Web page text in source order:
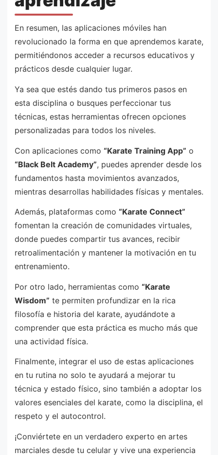
En resumen, las aplicaciones móviles han
revolucionado la forma en que aprendemos karate,
permitiéndonos acceder a recursos educativos y
prácticos desde cualquier lugar.
Ya sea que estés dando tus primeros pasos en
esta disciplina o busques perfeccionar tus
técnicas, estas herramientas ofrecen opciones
personalizadas para todos los niveles.
Con aplicaciones como “Karate Training App” o
“Black Belt Academy”, puedes aprender desde los
fundamentos hasta movimientos avanzados,
mientras desarrollas habilidades físicas y mentales.
Además, plataformas como “Karate Connect”
fomentan la creación de comunidades virtuales,
donde puedes compartir tus avances, recibir
retroalimentación y mantener la motivación en tu
entrenamiento.
Por otro lado, herramientas como “Karate
Wisdom” te permiten profundizar en la rica
filosofía e historia del karate, ayudándote a
comprender que esta práctica es mucho más que
una actividad física.
Finalmente, integrar el uso de estas aplicaciones
en tu rutina no solo te ayudará a mejorar tu
técnica y estado físico, sino también a adoptar los
valores esenciales del karate, como la disciplina, el
respeto y el autocontrol.
¡Conviértete en un verdadero experto en artes
marciales desde tu celular y vive una experiencia